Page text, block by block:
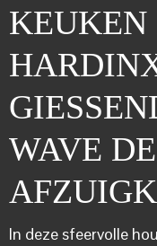
KEUKEN
WAVE
In deze sfeervolle